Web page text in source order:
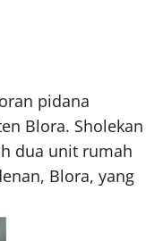
pidana
Blora. Sholekan
dua unit rumah
Blora, yang